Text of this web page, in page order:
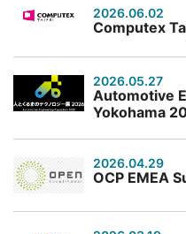
2026.06.02
Computex
2026.05.27
Automotive
Yokohama
2026.04.29
OCP EMEA